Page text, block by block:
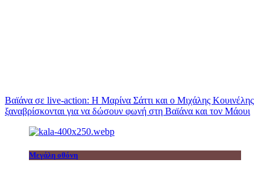
Βαϊάνα σε live-action: Η Μαρίνα Σάττι και ο Μιχάλης Κουινέλης
ξαναβρίσκονται για να δώσουν φωνή στη Βαϊάνα και τον Μάουι
Μεγάλη οθόνη